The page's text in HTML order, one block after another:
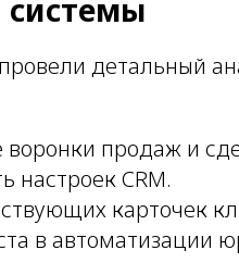
системы
детальный
продаж и
настроек CRM.
карточек
в автоматизации